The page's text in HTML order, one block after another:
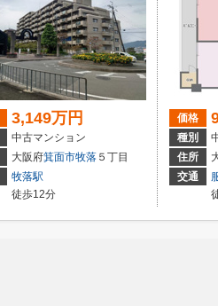
3,149万円
中古マンション
大阪府箕面市牧落 ５丁目
牧落駅
徒歩12分
価格
種別
住所
交通